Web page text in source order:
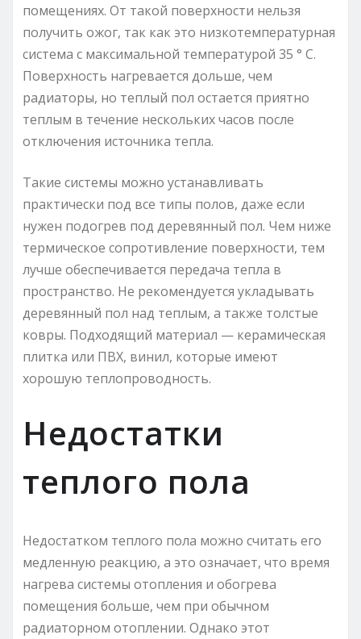
помещениях. От такой поверхности нельзя
получить ожог, так как это низкотемпературная
система с максимальной температурой 35 ° C.
Поверхность нагревается дольше, чем
радиаторы, но теплый пол остается приятно
теплым в течение нескольких часов после
отключения источника тепла.
Такие системы можно устанавливать
практически под все типы полов, даже если
нужен подогрев под деревянный пол. Чем ниже
термическое сопротивление поверхности, тем
лучше обеспечивается передача тепла в
пространство. Не рекомендуется укладывать
деревянный пол над теплым, а также толстые
ковры. Подходящий материал — керамическая
плитка или ПВХ, винил, которые имеют
хорошую теплопроводность.
Недостатки
теплого пола
Недостатком теплого пола можно считать его
медленную реакцию, а это означает, что время
нагрева системы отопления и обогрева
помещения больше, чем при обычном
радиаторном отоплении. Однако этот